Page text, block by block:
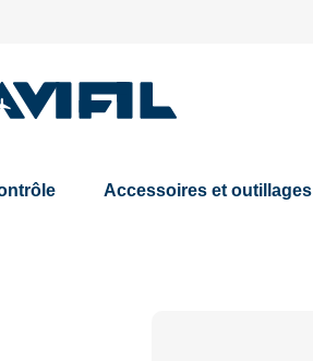
Accessoires et outillages